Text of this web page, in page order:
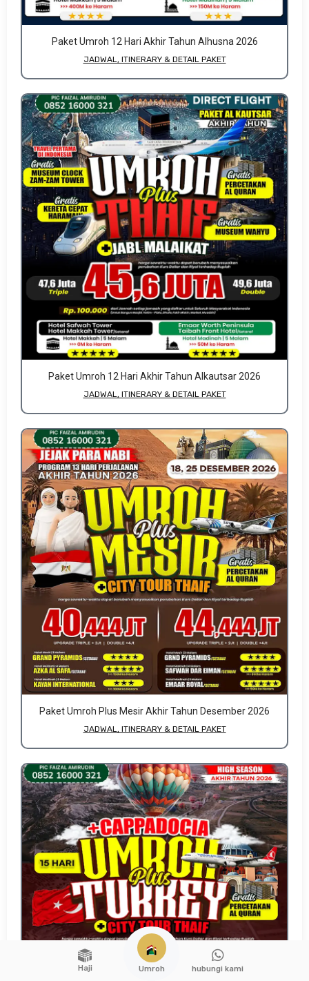
Paket Umroh 12 Hari Akhir Tahun Alhusna 2026
JADWAL, ITINERARY & DETAIL PAKET
Paket Umroh 12 Hari Akhir Tahun Alkautsar 2026
JADWAL, ITINERARY & DETAIL PAKET
Paket Umroh Plus Mesir Akhir Tahun Desember 2026
JADWAL, ITINERARY & DETAIL PAKET
Haji Umroh hubungi kami